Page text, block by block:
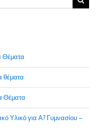
Θέματα
θέματα
Θέματα
Υλικό για Α? Γυμνασίου –